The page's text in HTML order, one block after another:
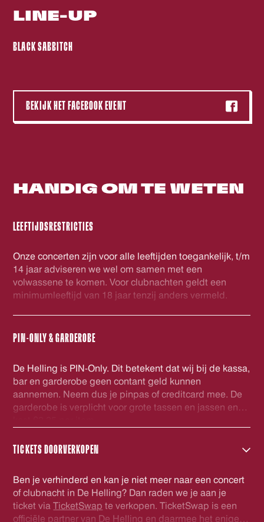
LINE-UP
BLACK SABBITCH
BEKIJK HET FACEBOOK EVENT
HANDIG OMTE WETEN
LEEFTIJDSRESTRICTIES
Onze concerten zijn voor alle leeftijden toegankelijk, t/m
14 jaar adviseren we wel om samen met een
volwassene te komen. Voor clubnachten geldt een
minimumleeftijd van 18 jaar tenzij anders vermeld.
PIN-ONLY & GARDEROBE
De Helling is PIN-Only. Dit betekent dat wij bij de kassa,
bar en garderobe geen contant geld kunnen
aannemen. Neem dus je pinpas of creditcard mee. De
garderobe is verplicht voor grote tassen en jassen en
TICKETS DOORVERKOPEN
Ben je verhinderd en kan je niet meer naar een concert
of clubnacht in De Helling? Dan raden we je aan je
ticket viaTicketSwap te verkopen. TicketSwap is een
officiële partner van De Helling en daarmee het enige